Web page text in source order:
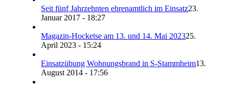
Seit fünf Jahrzehnten ehrenamtlich im Einsatz23.
Januar 2017 - 18:27
Magazin-Hocketse am 13. und 14. Mai 202325.
April 2023 - 15:24
Einsatzübung Wohnungsbrand in S-Stammheim13.
August 2014 - 17:56